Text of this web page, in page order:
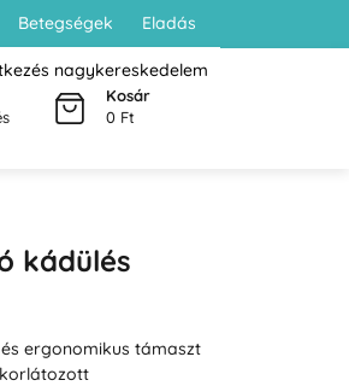
Betegségek Eladás
nagykereskedelem
Kosár
0 Ft
kádülés
ergonomikus támaszt